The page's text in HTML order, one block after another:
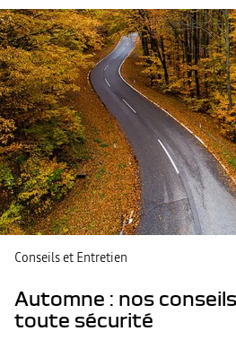
Conseils et Entretien
Automne : nos
toute sécurité